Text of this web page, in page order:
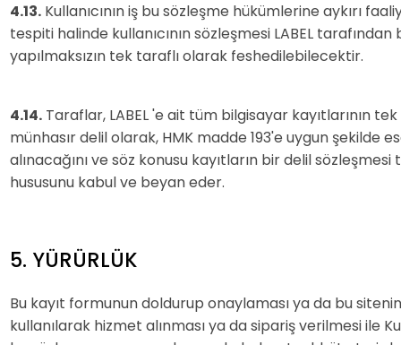
4.13. Kullanıcının iş bu sözleşme hükümlerine aykırı
tespiti halinde kullanıcının sözleşmesi LABEL tarafından
yapılmaksızın tek taraflı olarak feshedilebilecektir.
4.14. Taraflar, LABEL 'e ait tüm bilgisayar kayıtlarının
münhasır delil olarak, HMK madde 193'e uygun şekilde
alınacağını ve söz konusu kayıtların bir delil
hususunu kabul ve beyan eder.
5. YÜRÜRLÜK
Bu kayıt formunun doldurup onaylaması ya da bu
kullanılarak hizmet alınması ya da sipariş verilmesi ile